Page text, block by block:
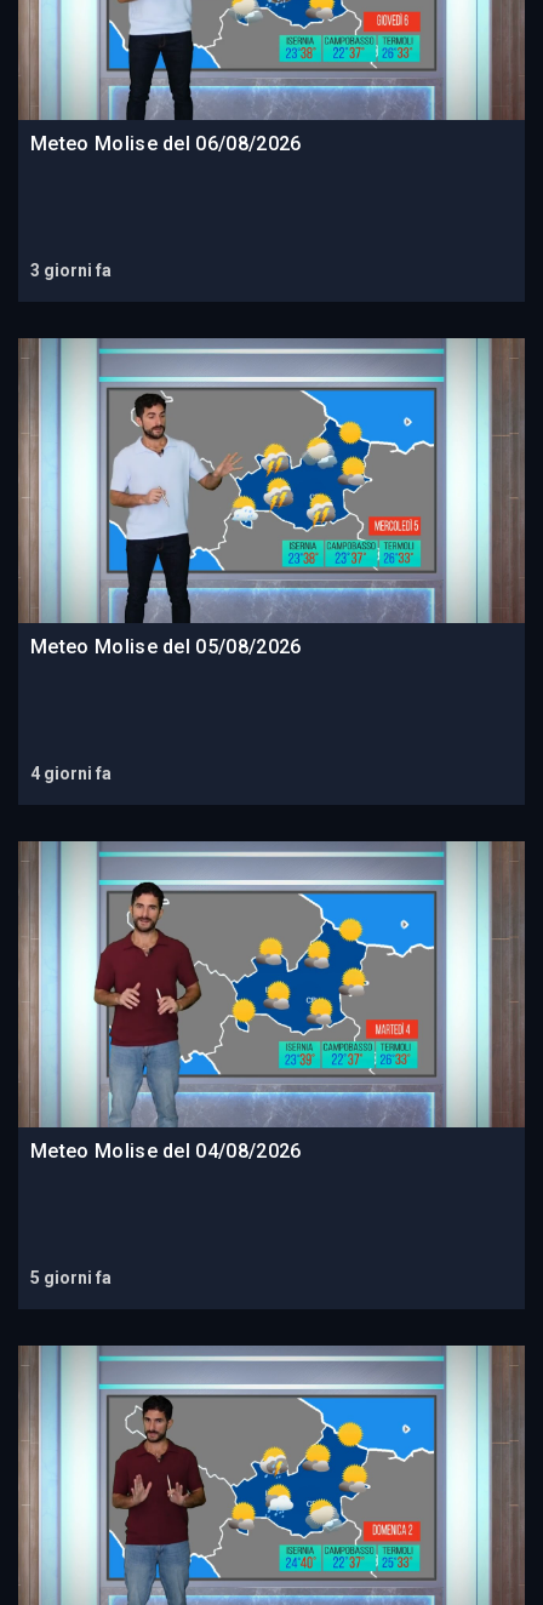
Meteo Molise del 06/08/2026
3 giorni fa
Meteo Molise del 05/08/2026
4 giorni fa
Meteo Molise del 04/08/2026
5 giorni fa